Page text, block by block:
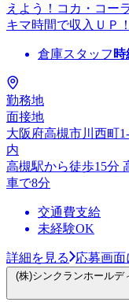
えよう！コカ・コー
キマ時間で収入ＵＰ
倉庫スタッフ 時
勤務地
面接地
大阪府高槻市川西町
内
高槻駅から徒歩15分
車で8分
交通費支給
未経験OK
詳細を見る 応募画面
(株)シンクランホールデ